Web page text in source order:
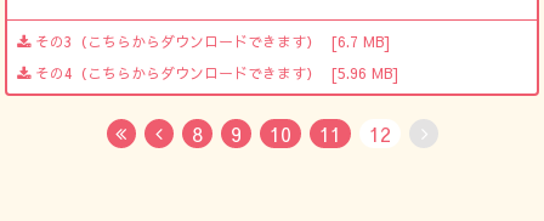
その3（こちらからダウンロードできます）
[6.7 MB]
その4（こちらからダウンロードできます）
[5.96 MB]
FirstPrevious
8 9 10 11 12 No Next